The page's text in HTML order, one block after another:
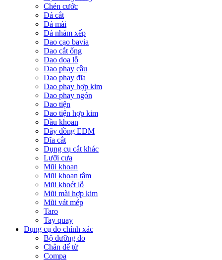
Chén cước
Đá cắt
Đá mài
Đá nhám xếp
Dao cạo bavia
Dao cắt ống
Dao doa lỗ
Dao phay cầu
Dao phay đĩa
Dao phay hợp kim
Dao phay ngón
Dao tiện
Dao tiện hợp kim
Đầu khoan
Dây đồng EDM
Đĩa cắt
Dụng cụ cắt khác
Lưỡi cưa
Mũi khoan
Mũi khoan tâm
Mũi khoét lỗ
Mũi mài hợp kim
Mũi vát mép
Taro
Tay quay
Dụng cụ đo chính xác
Bộ dưỡng đo
Chân đế từ
Compa